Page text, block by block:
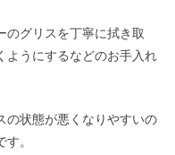
のグリスを丁寧に拭き取
ようにするなどのお手入れ
の状態が悪くなりやすいの
。